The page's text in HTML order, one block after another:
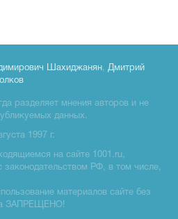
Шахиджанян, Дмитрий
разделяет мнения авторов и не
данных.
1997 г.
на сайте 1001.ru,
законодательством РФ, в том числе,
материалов сайте без
ЗАПРЕЩЕНО!